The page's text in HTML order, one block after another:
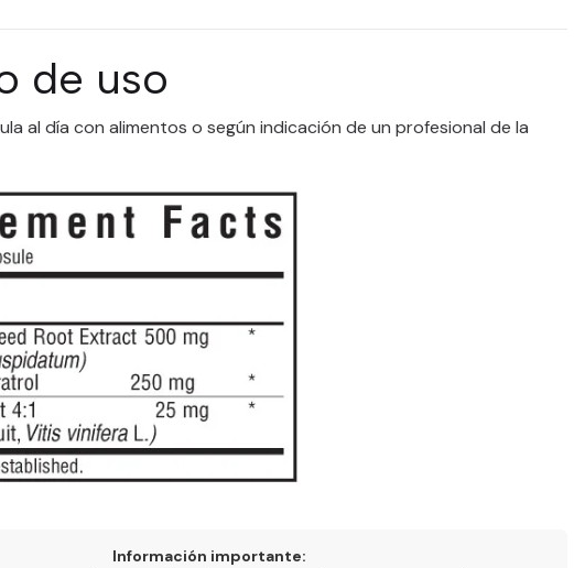
de uso
al día con alimentos o según indicación de un profesional de la
Información importante: